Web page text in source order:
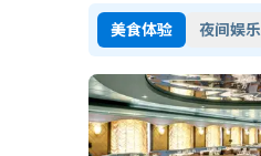
美食体验 夜间娱乐